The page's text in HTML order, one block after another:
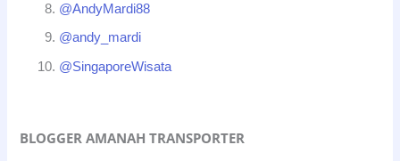
@AndyMardi88
@andy_mardi
@SingaporeWisata
BLOGGER AMANAH TRANSPORTER